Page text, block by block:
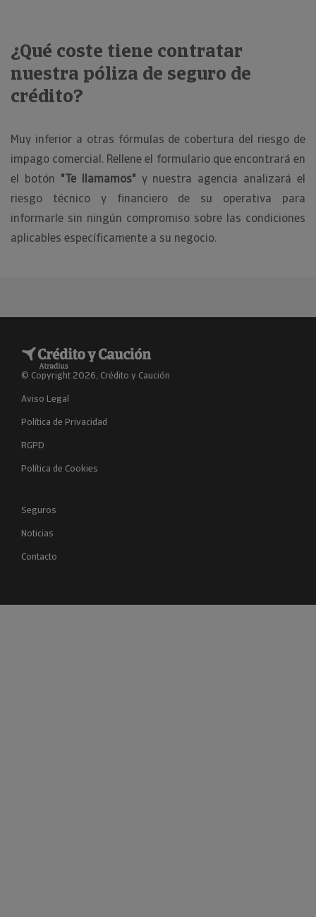
¿Qué coste tiene contratar
nuestra póliza de seguro de
crédito?
Muy inferior a otras fórmulas de cobertura del riesgo de
impago comercial. Rellene el formulario que encontrará en
el botón "Te llamamos" y nuestra agencia analizará el
riesgo técnico y financiero de su operativa para
informarle sin ningún compromiso sobre las condiciones
aplicables específicamente a su negocio.
© Copyright 2026, Crédito y Caución
Aviso Legal
Política de Privacidad
RGPD
Política de Cookies
Seguros
Noticias
Contacto